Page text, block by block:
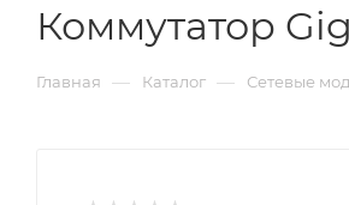
Коммутатор
Главная — Каталог — Сетевые